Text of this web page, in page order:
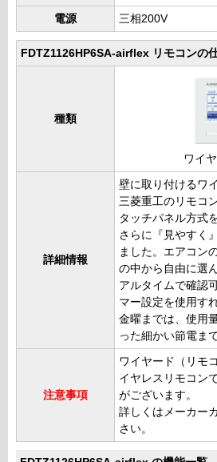
電源 三相200V
FDTZ1126HP6SA-airflex リモコンの
種類
ワイ
詳細情報
壁に取り付けるワ
三菱重工のリモコ
タッチパネル方式
さらに『見やすく
ました。エアコン
の中から自由に選
アルタイムで確認
マー設定を使用す
金曜までは、使用
った細かい節電ま
注意事項
ワイヤード（リモ
イヤレスリモコン
がございます。
詳しくはメーカー
さい。